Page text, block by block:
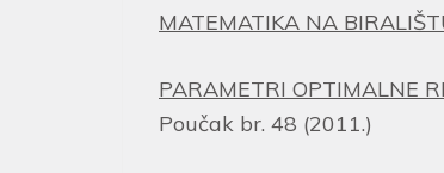
MATEMATIKA NA
PARAMETRI OPTIMALNE
Poučak br. 48 (2011.)